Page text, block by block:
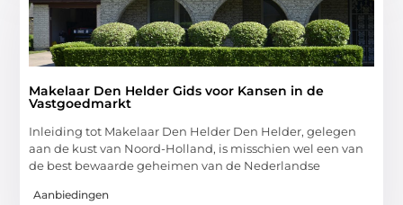
Makelaar Den Helder Gids voor Kansen in de
Vastgoedmarkt
Inleiding tot Makelaar Den Helder Den Helder, gelegen
aan de kust van Noord-Holland, is misschien wel een van
de best bewaarde geheimen van de Nederlandse
Aanbiedingen